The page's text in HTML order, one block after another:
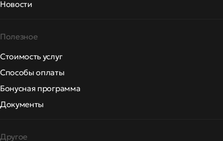
Новости
Полезное
Стоимость услуг
Способы оплаты
Бонусная программа
Документы
Другое